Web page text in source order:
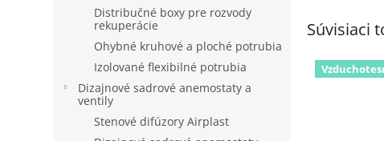
Distribučné boxy pre rozvody
rekuperácie
Ohybné kruhové a ploché potrubia
Izolované flexibilné potrubia
Dizajnové sadrové anemostaty a
ventily
Stenové difúzory Airplast
Súvisiaci